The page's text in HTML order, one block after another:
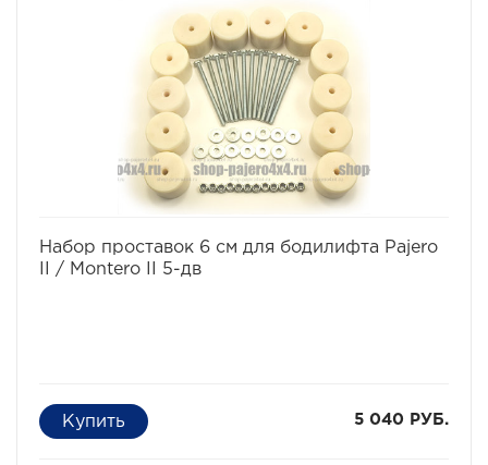
условиях офф-роуд.
В комплект проставок для бодилифта Pajero II /
Montero II входят сами проставки, а также болты, гайки
и шайбы для крепления.
Характеристики Комплекта проставок для бодилифта
Pajero II / Montero II:
· Высота проставки: 6 см
· Кол-во проставок: 8 шт
· Материал: капролон
Комплект проставок для бодилифта Pajero II / Montero
Набор проставок 6 см для бодилифта Pajero
II / Montero II 5-дв
5 040 РУБ.